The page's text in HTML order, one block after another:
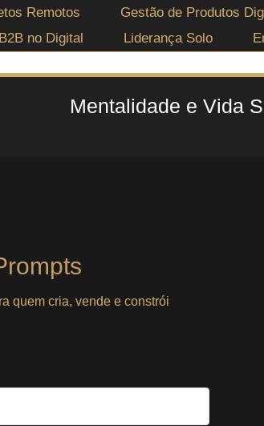
Remotos
Gestão de Produtos
no Digital
Liderança Solo
Mentalidade e Vida
quem cria, vende e constrói